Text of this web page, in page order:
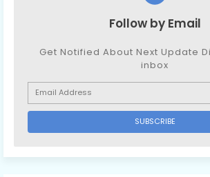
Follow by Email
Get Notified About Next Update
inbox